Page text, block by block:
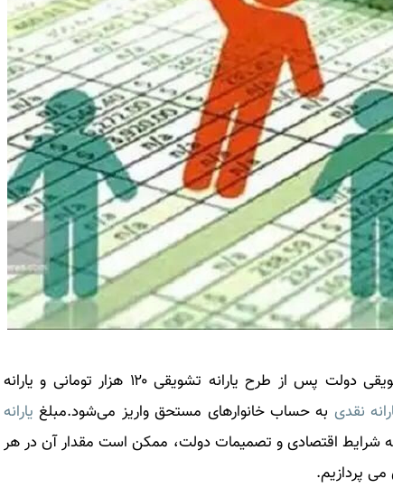
یسنا سومین طرح تشویقی دولت پس از طرح یارانه تشویقی ۱۲۰ هزار تومانی و یارانه
نقدی به حساب خانوارهای مستحق واریز می‌شود.مبلغ یارانه
شرایط اقتصادی و تصمیمات دولت، ممکن است مقدار آن در هر
می پردازیم.